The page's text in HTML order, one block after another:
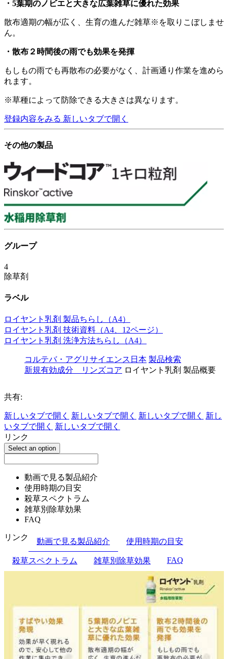
・5葉期のノビエと大きな広葉雑草に優れた効果
散布適期の幅が広く、生育の進んだ雑草※を取りこぼしませ
ん。
・散布２時間後の雨でも効果を発揮
もしもの雨でも再散布の必要がなく、計画通り作業を進めら
れます。
※草種によって防除できる大きさは異なります。
登録内容をみる 新しいタブで開く
その他の製品
グループ
4
除草剤
ラベル
ロイヤント乳剤 製品ちらし（A4）
ロイヤント乳剤 技術資料（A4、12ページ）
ロイヤント乳剤 洗浄方法ちらし（A4）
コルテバ・アグリサイエンス日本 製品検索
新規有効成分 リンズコア ロイヤント乳剤 製品概要
共有:
新しいタブで開く 新しいタブで開く 新しいタブで開く
新し
いタブで開く
新しいタブで開く
リンク
Select an option
動画で見る製品紹介
使用時期の目安
殺草スペクトラム
雑草別除草効果
FAQ
リンク 動画で見る製品紹介 使用時期の目安
殺草スペクトラム 雑草別除草効果 FAQ